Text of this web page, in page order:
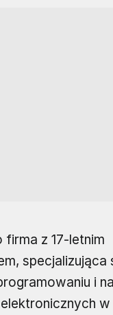
firma z 17-letnim
specjalizująca
i